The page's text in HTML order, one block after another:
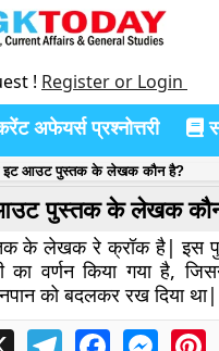
! Register or Login
अफेयर्स प्रश्नोत्तरी
इट आउट पुस्तक के लेखक कौन है?
आउट पुस्तक के लेखक
के लेखक रे क्रॉक है| इस
का वर्णन किया गया है,
को बदलकर रख दिया था|
X TelegramFacebook